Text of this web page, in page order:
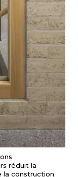
réduit la
la construction.